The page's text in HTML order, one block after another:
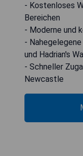
- Kostenloses
Bereichen
- Moderne und
-
und Hadrian's
- Schneller
Newcastle